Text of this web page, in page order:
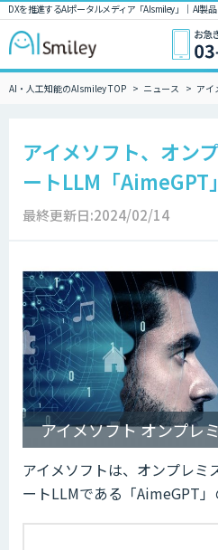
DXを推進するAIポータルメディア「AIsmiley」｜ AI製
AI・人工知能のAIsmiley TOP ニュース アイ
アイメソフト、オン
ートLLM「AimeGPT
最終更新日:2024/02/14
アイメソフト オンプレ
アイメソフトは、オンプレミ
ートLLMである「AimeGPT」